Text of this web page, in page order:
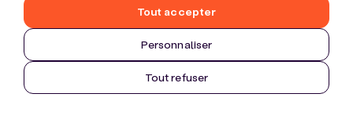
Personnaliser
Tout refuser
Tout accepter